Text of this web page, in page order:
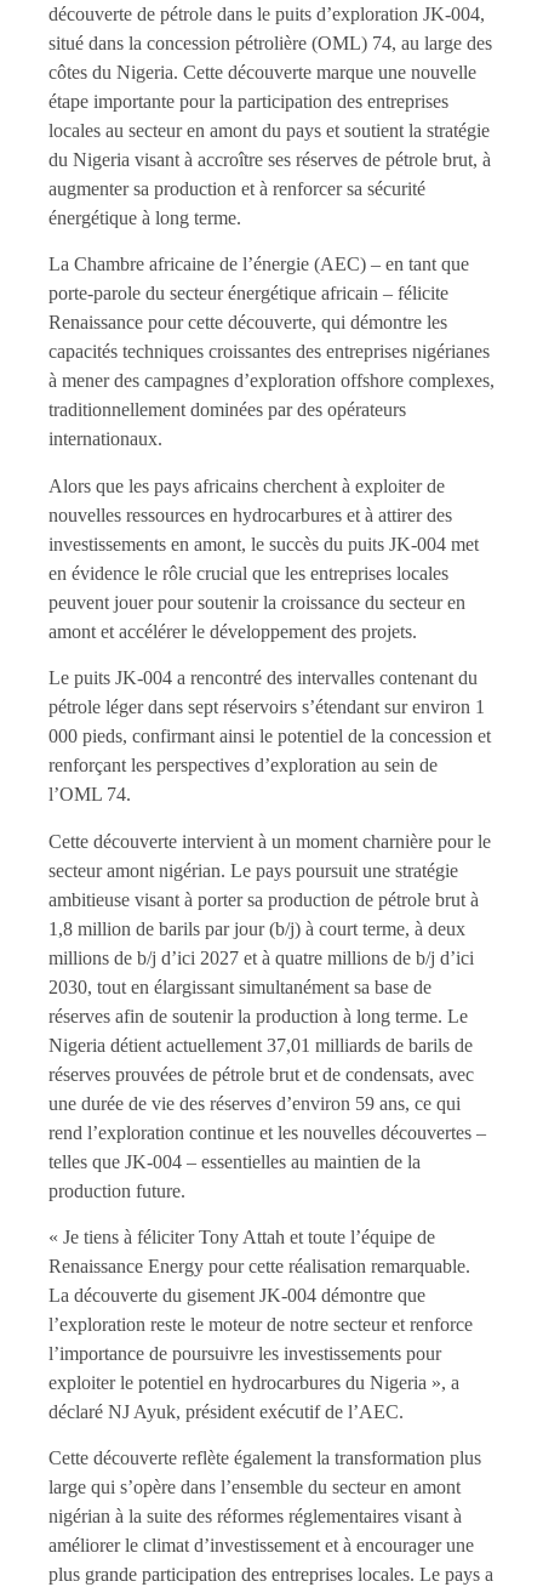
découverte de pétrole dans le puits d’exploration JK-004,
situé dans la concession pétrolière (OML) 74, au large des
côtes du Nigeria. Cette découverte marque une nouvelle
étape importante pour la participation des entreprises
locales au secteur en amont du pays et soutient la stratégie
du Nigeria visant à accroître ses réserves de pétrole brut, à
augmenter sa production et à renforcer sa sécurité
énergétique à long terme.
La Chambre africaine de l’énergie (AEC) – en tant que
porte-parole du secteur énergétique africain – félicite
Renaissance pour cette découverte, qui démontre les
capacités techniques croissantes des entreprises nigérianes
à mener des campagnes d’exploration offshore complexes,
traditionnellement dominées par des opérateurs
internationaux.
Alors que les pays africains cherchent à exploiter de
nouvelles ressources en hydrocarbures et à attirer des
investissements en amont, le succès du puits JK-004 met
en évidence le rôle crucial que les entreprises locales
peuvent jouer pour soutenir la croissance du secteur en
amont et accélérer le développement des projets.
Le puits JK-004 a rencontré des intervalles contenant du
pétrole léger dans sept réservoirs s’étendant sur environ 1
000 pieds, confirmant ainsi le potentiel de la concession et
renforçant les perspectives d’exploration au sein de
l’OML 74.
Cette découverte intervient à un moment charnière pour le
secteur amont nigérian. Le pays poursuit une stratégie
ambitieuse visant à porter sa production de pétrole brut à
1,8 million de barils par jour (b/j) à court terme, à deux
millions de b/j d’ici 2027 et à quatre millions de b/j d’ici
2030, tout en élargissant simultanément sa base de
réserves afin de soutenir la production à long terme. Le
Nigeria détient actuellement 37,01 milliards de barils de
réserves prouvées de pétrole brut et de condensats, avec
une durée de vie des réserves d’environ 59 ans, ce qui
rend l’exploration continue et les nouvelles découvertes –
telles que JK-004 – essentielles au maintien de la
production future.
« Je tiens à féliciter Tony Attah et toute l’équipe de
Renaissance Energy pour cette réalisation remarquable.
La découverte du gisement JK-004 démontre que
l’exploration reste le moteur de notre secteur et renforce
l’importance de poursuivre les investissements pour
exploiter le potentiel en hydrocarbures du Nigeria », a
déclaré NJ Ayuk, président exécutif de l’AEC.
Cette découverte reflète également la transformation plus
large qui s’opère dans l’ensemble du secteur en amont
nigérian à la suite des réformes réglementaires visant à
améliorer le climat d’investissement et à encourager une
plus grande participation des entreprises locales. Le pays a